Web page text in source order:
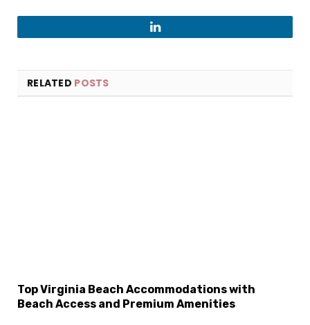
LinkedIn
RELATED POSTS
Top Virginia Beach Accommodations with
Beach Access and Premium Amenities